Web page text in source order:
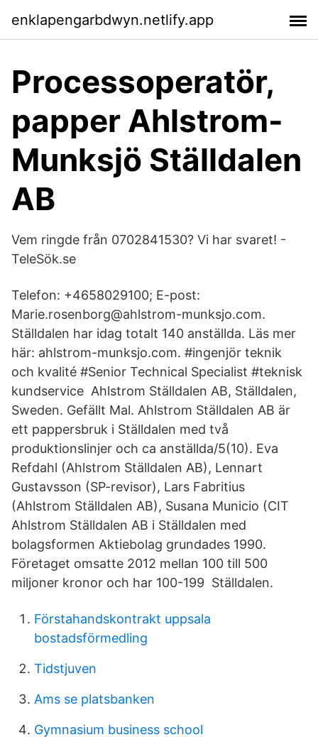
enklapengarbdwyn.netlify.app
Processoperatör,
papper Ahlstrom-
Munksjö Ställdalen
AB
Vem ringde från 0702841530? Vi har svaret! -
TeleSök.se
Telefon: +4658029100; E-post:
Marie.rosenborg@ahlstrom-munksjo.com.
Ställdalen har idag totalt 140 anställda. Läs mer
här: ahlstrom-munksjo.com. #ingenjör teknik
och kvalité #Senior Technical Specialist #teknisk
kundservice Ahlstrom Ställdalen AB, Ställdalen,
Sweden. Gefällt Mal. Ahlstrom Ställdalen AB är
ett pappersbruk i Ställdalen med två
produktionslinjer och ca anställda/5(10). Eva
Refdahl (Ahlstrom Ställdalen AB), Lennart
Gustavsson (SP-revisor), Lars Fabritius
(Ahlstrom Ställdalen AB), Susana Municio (CIT
Ahlstrom Ställdalen AB i Ställdalen med
bolagsformen Aktiebolag grundades 1990.
Företaget omsatte 2012 mellan 100 till 500
miljoner kronor och har 100-199 Ställdalen.
Förstahandskontrakt uppsala
bostadsförmedling
Tidstjuven
Ams se platsbanken
Gymnasium business school